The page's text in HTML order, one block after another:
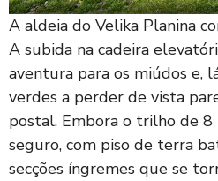
A aldeia do Velika Planina
A subida na cadeira
aventura para os miúdos e,
verdes a perder de vista
postal. Embora o trilho de 8
seguro, com piso de terra
secções íngremes que se